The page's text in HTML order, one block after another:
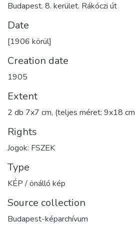
Budapest. 8. kerület. Rákóczi út
Date
[1906 körül]
Creation date
1905
Extent
2 db 7x7 cm, (teljes méret: 9x18 cm
Rights
Jogok: FSZEK
Type
KÉP / önálló kép
Source collection
Budapest-képarchívum